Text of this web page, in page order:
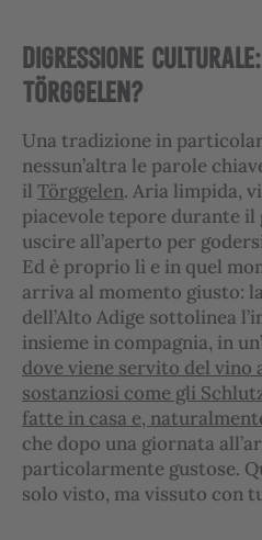
DIGRESSIONE
TÖRGGELEN?
Una tradizione in
nessun’altra le parole
il Törggelen. Aria limpida,
piacevole tepore durante
uscire all’aperto per
Ed è proprio lì e in quel
arriva al momento giusto:
dell’Alto Adige sottolinea
insieme in compagnia, in
dove viene servito del
sostanziosi come gli
fatte in casa e,
che dopo una giornata
particolarmente gustose.
solo visto, ma vissuto con